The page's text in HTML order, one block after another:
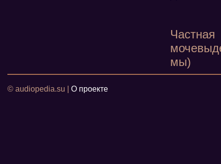
мы)
© audiopedia.su | О проекте